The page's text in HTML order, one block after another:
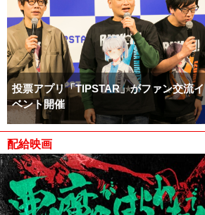
投票アプリ「TIPSTAR」がファン交流イ
ベント開催
配給映画